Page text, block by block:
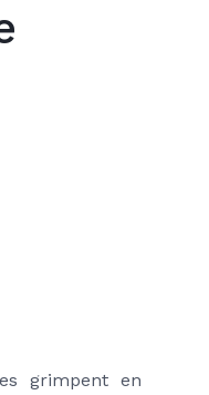
grimpent en